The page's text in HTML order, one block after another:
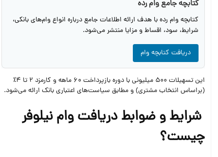
کتابچه جامع وام رده
کتابچه وام رده با هدف ارائه اطلاعات جامع درباره انواع وام‌های بانکی،
شرایط، سود، اقساط و مزایا منتشر می‌شود.
دریافت کتابچه وام
این تسهیلات 500 میلیونی با دوره بازپرداخت 60 ماهه و کارمزد 2 تا 4٪
(براساس انتخاب مشتری) و مطابق سیاست‌های اعتباری بانک ارائه می‌شود.
شرایط و ضوابط دریافت وام نیلوفر
چیست؟